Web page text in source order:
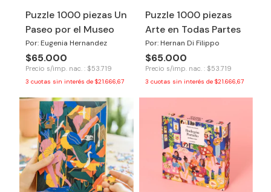
Puzzle 1000 piezas Un
Paseo por el Museo
Por: Eugenia Hernandez
$65.000
Precio s/imp. nac. : $53.719
3 cuotas sin interés de $21.666,67
Puzzle 1000 piezas
Arte en Todas Partes
Por: Hernan Di Filippo
$65.000
Precio s/imp. nac. : $53.719
3 cuotas sin interés de $21.666,67